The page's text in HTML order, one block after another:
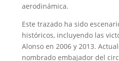
aerodinámica.
Este trazado ha sido
históricos, incluyendo las
Alonso en 2006 y 2013.
nombrado embajador del